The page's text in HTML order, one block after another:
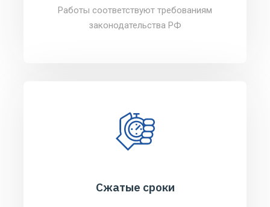
Работы соответствуют требованиям
законодательства РФ
Сжатые сроки